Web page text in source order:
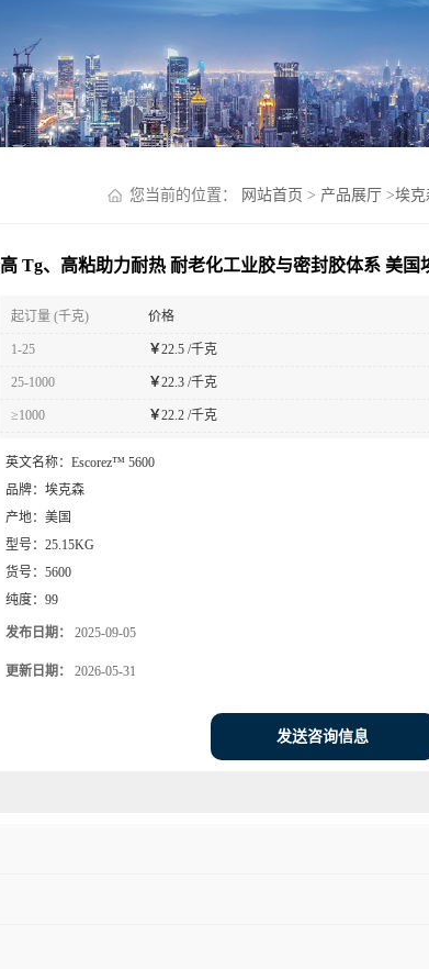
您当前的位置： 网站首页 > 产品展厅 >埃克
高 Tg、高粘助力耐热 耐老化工业胶与密封胶体系 美国
起订量 (千克) 价格
1-25 ￥22.5 /千克
25-1000 ￥22.3 /千克
≥1000 ￥22.2 /千克
英文名称： Escorez™ 5600
品牌： 埃克森
产地： 美国
型号： 25.15KG
货号： 5600
纯度： 99
发布日期： 2025-09-05
更新日期： 2026-05-31
发送咨询信息